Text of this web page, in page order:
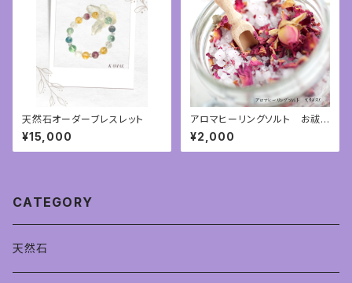
天然石オーダーブレスレット
¥15,000
アロマヒーリングソルト お祓い
塩 ハーブヒーリングソルト
¥2,000
CATEGORY
天然石